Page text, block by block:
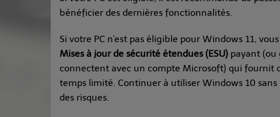
bénéficier des dernières fonctionnalités.
Si votre PC n'est pas éligible pour Windows 11,
Mises à jour de sécurité étendues (ESU) payant (ou
connectent avec un compte Microsoft) qui fournit
temps limité. Continuer à utiliser Windows 10
des risques.